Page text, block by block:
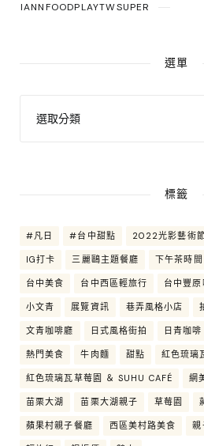
IANNFOODPLAYTWSUPER
選單
標籤
#凡日 #台中甜點 2022光影藝術
IG打卡 三麗鷗主題餐廳 下午茶時間
台中美食 台中西區輕旅行 台中豐
小文青 展覽資訊 巷弄風格小店
文青咖啡廳 日式風格街拍 日青咖啡
熱門美食 牛肉麵 甜點 紅色琉璃
紅色琉璃瓦草莓園 ＆ SUHU CAFÉ 網
苗栗大湖 苗栗大湖親子 草莓園
蘋果村親子餐廳 西區美村路美食 親